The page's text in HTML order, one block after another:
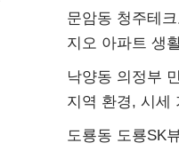
문암동 청주테
지오 아파트 생
낙양동 의정부
지역 환경, 시세
도룡동 도룡SK